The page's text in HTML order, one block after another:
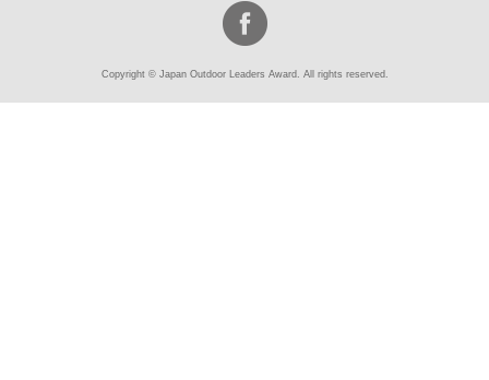
Copyright © Japan Outdoor Leaders Award. All rights reserved.